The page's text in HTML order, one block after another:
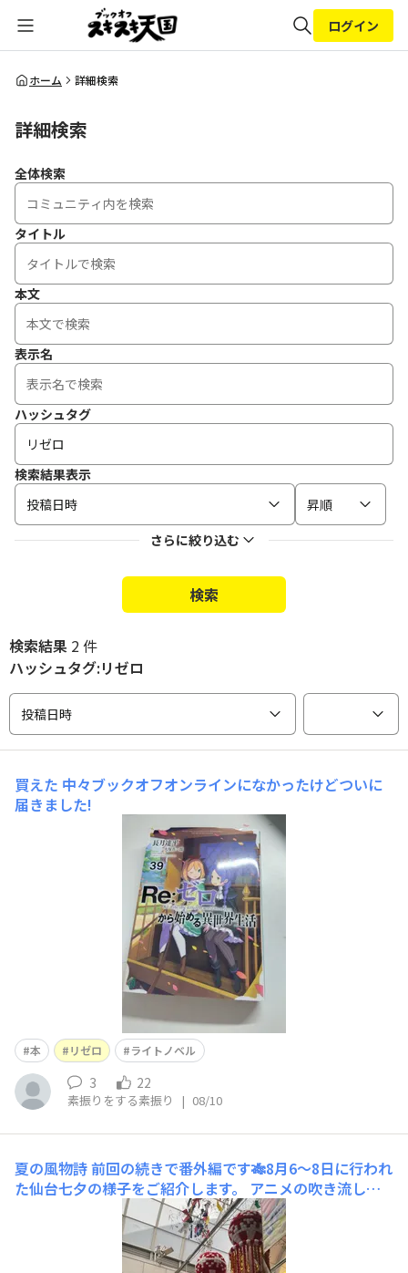
全体検索
ログイン
ホーム 詳細検索
詳細検索
全体検索
タイトル
本文
表示名
ハッシュタグ
検索結果表示
投稿日時
昇順
さらに絞り込む
検索
検索結果 2 件
ハッシュタグ:リゼロ
投稿日時
買えた 中々ブックオフオンラインになかったけどついに
届きました!
本 リゼロ ライトノベル
3 22
素振りをする素振り | 08/10
夏の風物詩前回の続きで番外編です🎋8月6〜8日に行われ
た仙台七夕の様子をご紹介します。 アニメの吹き流しも
ありました。 推しの子 鬼滅の刃 Re：ゼロから始める異世
界生活 それからジャンルは音楽へあの大物バンドも「TH
E ALFEE」 アルフィーの「